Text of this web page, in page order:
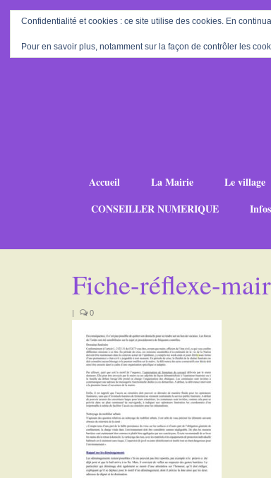
Accueil La Mairie Le village
CONSEILLER NUMERIQUE
Fiche-réflexe-
| 0
Confidentialité et cookies : ce site utilise des cookies. En
Pour en savoir plus, notamment sur la façon de contrôler les